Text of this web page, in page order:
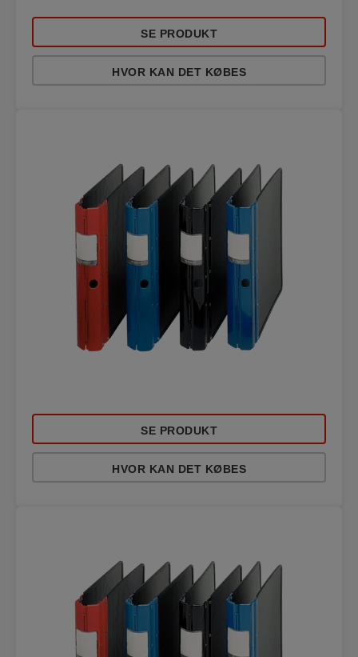
SE PRODUKT
HVOR KAN DET KØBES
SE PRODUKT
HVOR KAN DET KØBES